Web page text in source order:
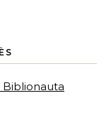
Biblionauta